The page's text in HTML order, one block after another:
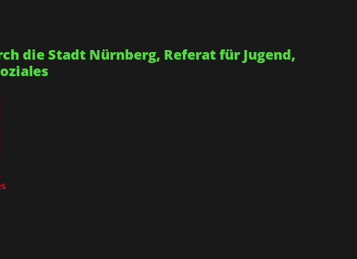
die Stadt Nürnberg, Referat für Jugend,